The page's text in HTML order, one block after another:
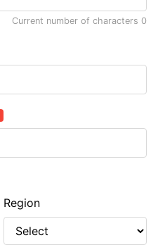
Current number of characters 0
Region